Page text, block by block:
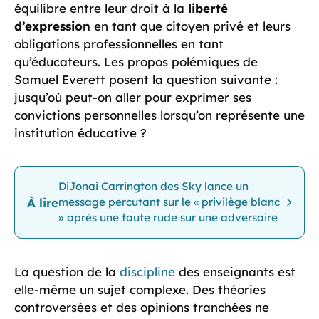
équilibre entre leur droit à la liberté
d’expression en tant que citoyen privé et leurs
obligations professionnelles en tant
qu’éducateurs. Les propos polémiques de
Samuel Everett posent la question suivante :
jusqu’où peut-on aller pour exprimer ses
convictions personnelles lorsqu’on représente une
institution éducative ?
À lire
DiJonai Carrington des Sky lance un
message percutant sur le « privilège blanc
» après une faute rude sur une adversaire
La question de la discipline des enseignants est
elle-même un sujet complexe. Des théories
controversées et des opinions tranchées ne